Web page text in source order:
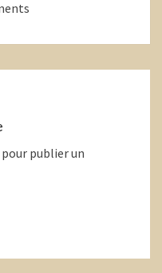
pour publier un